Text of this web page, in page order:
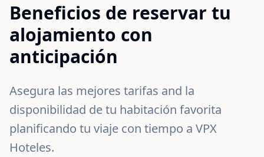
Beneficios de reservar tu
alojamiento con
anticipación
Asegura las mejores tarifas and la
disponibilidad de tu habitación favorita
planificando tu viaje con tiempo a VPX
Hoteles.